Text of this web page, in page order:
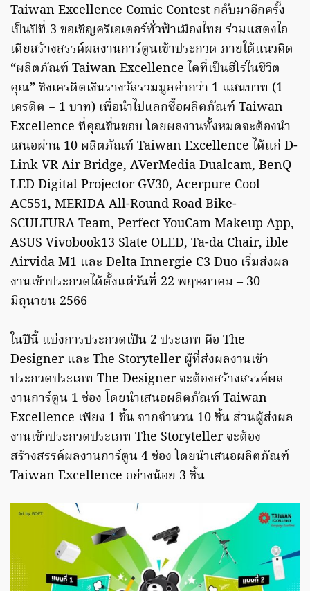
Taiwan Excellence Comic Contest กลับมาอีกครั้ง
เป็นปีที่ 3 ขอเชิญครีเอเตอร์ทั่วฟ้าเมืองไทย ร่วมแสดงไอ
เดียสร้างสรรค์ผลงานการ์ตูนเข้าประกวด ภายใต้แนวคิด
“ผลิตภัณฑ์ Taiwan Excellence ใดที่เป็นฮีโร่ในชีวิต
คุณ” ชิงเครดิตเงินรางวัลรวมมูลค่ากว่า 1 แสนบาท (1
เครดิต = 1 บาท) เพื่อนำไปแลกซื้อผลิตภัณฑ์ Taiwan
Excellence ที่คุณชื่นชอบ โดยผลงานทั้งหมดจะต้องนำ
เสนอผ่าน 10 ผลิตภัณฑ์ Taiwan Excellence ได้แก่ D-
Link VR Air Bridge, AVerMedia Dualcam, BenQ
LED Digital Projector GV30, Acerpure Cool
AC551, MERIDA All-Round Road Bike-
SCULTURA Team, Perfect YouCam Makeup App,
ASUS Vivobook13 Slate OLED, Ta-da Chair, ible
Airvida M1 และ Delta Innergie C3 Duo เริ่มส่งผล
งานเข้าประกวดได้ตั้งแต่วันที่ 22 พฤษภาคม – 30
มิถุนายน 2566
ในปีนี้ แบ่งการประกวดเป็น 2 ประเภท คือ The
Designer และ The Storyteller ผู้ที่ส่งผลงานเข้า
ประกวดประเภท The Designer จะต้องสร้างสรรค์ผล
งานการ์ตูน 1 ช่อง โดยนำเสนอผลิตภัณฑ์ Taiwan
Excellence เพียง 1 ชิ้น จากจำนวน 10 ชิ้น ส่วนผู้ส่งผล
งานเข้าประกวดประเภท The Storyteller จะต้อง
สร้างสรรค์ผลงานการ์ตูน 4 ช่อง โดยนำเสนอผลิตภัณฑ์
Taiwan Excellence อย่างน้อย 3 ชิ้น